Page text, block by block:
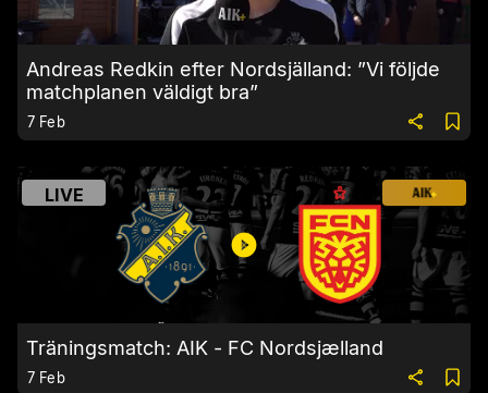
Andreas Redkin efter Nordsjälland: ”Vi följde
matchplanen väldigt bra”
7 Feb
LIVE
Träningsmatch: AIK - FC Nordsjælland
7 Feb